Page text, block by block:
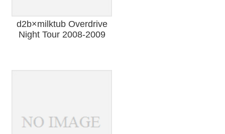
d2b×milktub Overdrive
Night Tour 2008-2009